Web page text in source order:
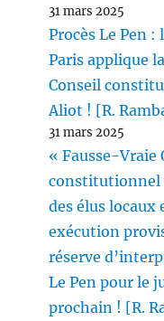
31 mars 2025
Procès Le Pen
Paris applique
Conseil
Aliot ! [R.
31 mars 2025
« Fausse-Vraie
constitutionnel
des élus locaux
exécution
réserve
Le Pen pour le
prochain ! [R.